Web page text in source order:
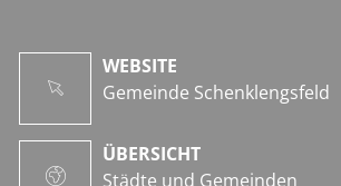
WEBSITE
Gemeinde Schenklengsfeld
ÜBERSICHT
Städte und Gemeinden